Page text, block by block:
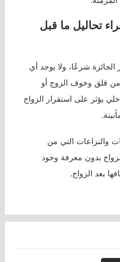
تحاليل ما قبل
الجائزة شرعًا، ولا يوجد أي
من قلق وخوف الزوج أو
يؤثر على استقرار الزواج
والنزاعات التي من
بدون معرفة وجود
بعد الزواج.